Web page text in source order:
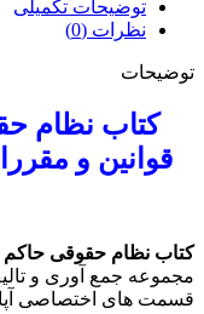
توضیحات تکمیلی
نظرات (0)
توضیحات
کتاب نظام
قوانین و
کتاب نظام حقوقی حاکم
مجموعه جمع آوری و
قسمت های اختصاصی